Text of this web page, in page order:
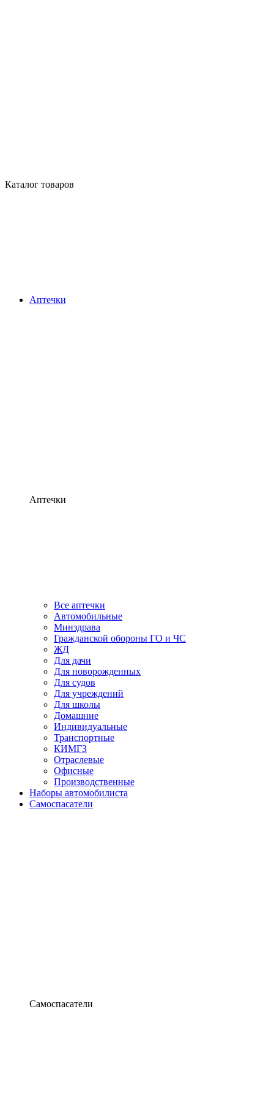
Каталог товаров
Аптечки
Аптечки
Все аптечки
Автомобильные
Минздрава
Гражданской обороны ГО и ЧС
ЖД
Для дачи
Для новорожденных
Для судов
Для учреждений
Для школы
Домашние
Индивидуальные
Транспортные
КИМГЗ
Отраслевые
Офисные
Производственные
Наборы автомобилиста
Самоспасатели
Самоспасатели